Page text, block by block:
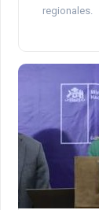
regionales.